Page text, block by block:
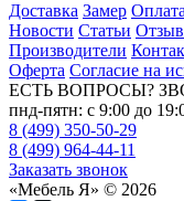
Доставка Замер Оплата
Новости Статьи
Производители
Оферта Согласие на
ЕСТЬ ВОПРОСЫ?
пнд-пятн: с 9:00 до
8 (499) 350-50-29
8 (499) 964-44-11
Заказать звонок
«Мебель Я» © 2026